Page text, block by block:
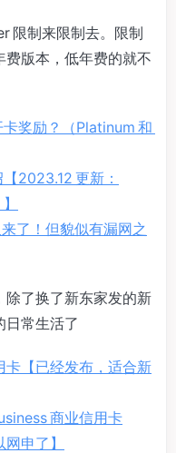
限制来限制去。限制
版本，低年费的就不
奖励？（Platinum 和
2023.12 更新：
了！但貌似有漏网之
除了换了新东家发的新
日常生活了
【已经发布，适合新
商业信用卡
申了】